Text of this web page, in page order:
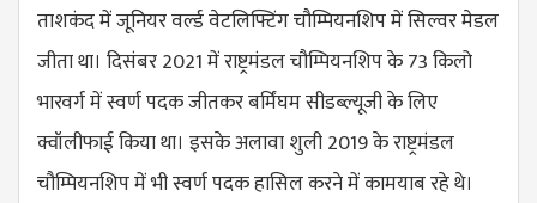
ताशकंद में जूनियर वर्ल्ड वेटलिफ्टिंग चौम्पियनशिप में सिल्वर मेडल
जीता था। दिसंबर 2021 में राष्ट्रमंडल चौम्पियनशिप के 73 किलो
भारवर्ग में स्वर्ण पदक जीतकर बर्मिंघम सीडब्ल्यूजी के लिए
क्वॉलीफाई किया था। इसके अलावा शुली 2019 के राष्ट्रमंडल
चौम्पियनशिप में भी स्वर्ण पदक हासिल करने में कामयाब रहे थे।